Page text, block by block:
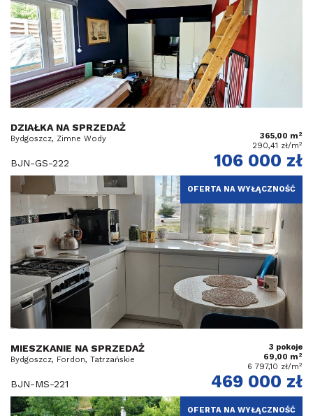
DZIAŁKA NA SPRZEDAŻ
Bydgoszcz, Zimne Wody 365,00 m 2
290,41 zł/m2
BJN-GS-222 106 000 zł
OFERTA NA WYŁĄCZNOŚĆ
MIESZKANIE NA SPRZEDAŻ
Bydgoszcz, Fordon, Tatrzańskie
3 pokoje
69,00 m 2
6 797,10 zł/m2
BJN-MS-221 469 000 zł
OFERTA NA WYŁĄCZNOŚĆ